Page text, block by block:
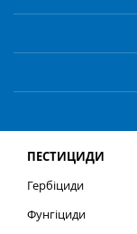
ПЕСТИЦИДИ
Гербіциди
Фунгіциди